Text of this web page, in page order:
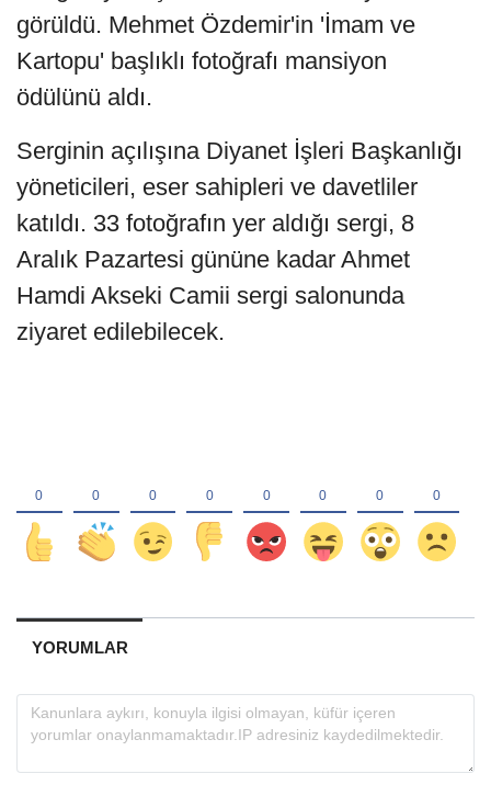
görüldü. Mehmet Özdemir'in 'İmam ve
Kartopu' başlıklı fotoğrafı mansiyon
ödülünü aldı.
Serginin açılışına Diyanet İşleri Başkanlığı
yöneticileri, eser sahipleri ve davetliler
katıldı. 33 fotoğrafın yer aldığı sergi, 8
Aralık Pazartesi gününe kadar Ahmet
Hamdi Akseki Camii sergi salonunda
ziyaret edilebilecek.
YORUMLAR